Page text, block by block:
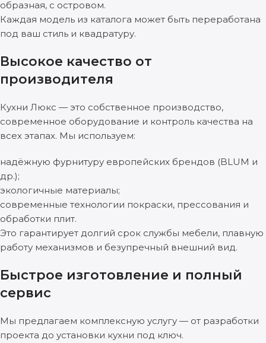
образная, с островом.
Каждая модель из каталога может быть переработана
под ваш стиль и квадратуру.
Высокое качество от
производителя
Кухни Люкс — это собственное производство,
современное оборудование и контроль качества на
всех этапах. Мы используем:
надёжную фурнитуру европейских брендов (BLUM и
др.);
экологичные материалы;
современные технологии покраски, прессования и
обработки плит.
Это гарантирует долгий срок службы мебели, плавную
работу механизмов и безупречный внешний вид.
Быстрое изготовление и полный
сервис
Мы предлагаем комплексную услугу — от разработки
проекта до установки кухни под ключ.